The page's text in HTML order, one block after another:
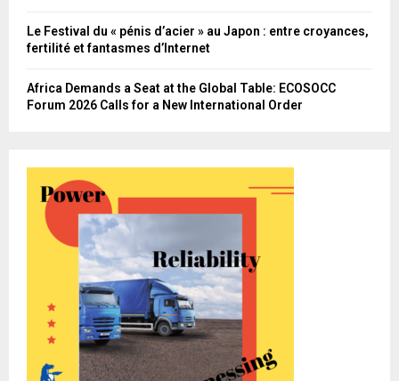
Le Festival du « pénis d’acier » au Japon : entre croyances,
fertilité et fantasmes d’Internet
Africa Demands a Seat at the Global Table: ECOSOCC
Forum 2026 Calls for a New International Order